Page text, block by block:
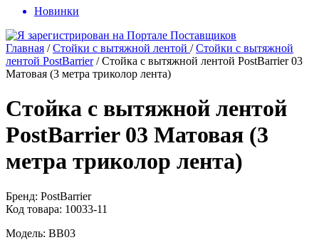
Новинки
Главная /Стойки с вытяжной лентой /Стойки с вытяжной
лентой PostBarrier/Стойка с вытяжной лентой PostBarrier 03
Матовая (3 метра триколор лента)
Стойка с вытяжной лентой
PostBarrier 03 Матовая (3
метра триколор лента)
Бренд: PostBarrier
Код товара: 10033-11
Модель: BB03